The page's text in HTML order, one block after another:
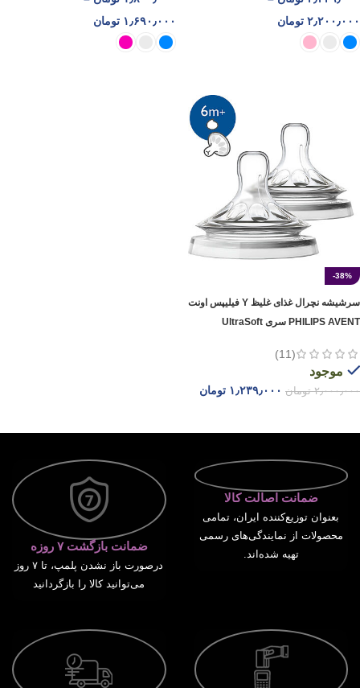
۲٫۲۰۰٫۰۰۰ تومان
۱٫۶۹۰٫۰۰۰ تومان
-38%
سرشیشه نچرال غذای غلیظ Y فیلیپس اونت
PHILIPS AVENT سری UltraSoft
(11)
موجود
۲٫۰۰۰٫۰۰۰ تومان ۱٫۲۳۹٫۰۰۰ تومان
ضمانت اصالت کالا
بعنوان توزیع‌کننده ایران، تمامی
محصولات از نمایندگی‌های رسمی
تهیه شده‌اند.
ضمانت بازگشت ۷ روزه
درصورت باز نشدن پلمپ، تا ۷ روز
می‌توانید کالا را بازگردانید